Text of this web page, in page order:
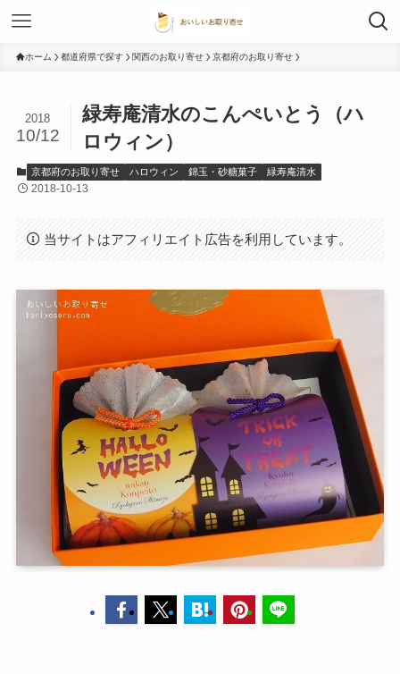
ホーム 都道府県で探す 関西のお取り寄せ 京都府のお取り寄せ
緑寿庵清水のこんぺいとう（ハ
ロウィン）
2018
10/12
京都府のお取り寄せ ハロウィン 錦玉・砂糖菓子 緑寿庵清水
2018-10-13
当サイトはアフィリエイト広告を利用しています。